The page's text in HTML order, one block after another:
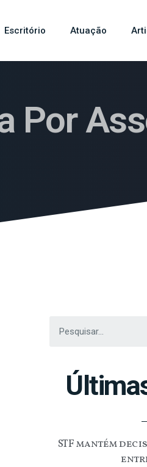
Escritório Atuação
Por
STF mantém